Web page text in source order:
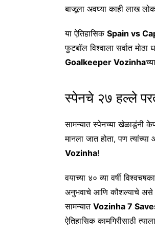
बाजूला अवघ्या काही लाख
या ऐतिहासिक Spain vs
फुटबॉल विश्वाला सर्वात
Goalkeeper Vozinha
स्पेनचे २७ हल्ले
सामन्यात स्पेनच्या खेळाडूंनी
मानला जात होता, पण
Vozinha!
वयाच्या ४० व्या वर्षी
अनुभवाचे आणि कौशल्याचे असे
सामन्यात Vozinha 7
ऐतिहासिक कामगिरीसाठी त्याला